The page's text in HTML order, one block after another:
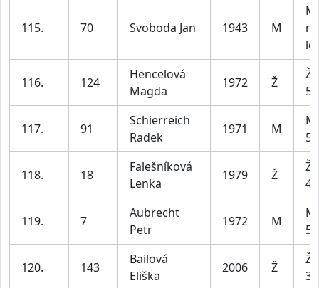
115. 70 Svoboda Jan 1943 M
let
116. 124
Hencelová
Magda
1972 Ž
117. 91
Schierreich
Radek
1971 M
118. 18
Falešníková
Lenka
1979 Ž
119. 7
Aubrecht
Petr
1972 M
120. 143
Bailová
Eliška
2006 Ž